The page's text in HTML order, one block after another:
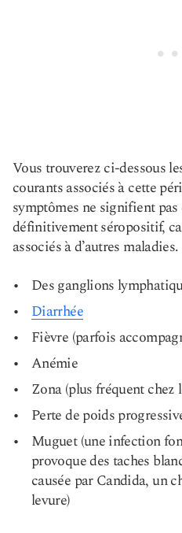
Vous trouverez ci-dessous
courants associés à cette
symptômes ne signifient pas
définitivement séropositif,
associés à d’autres maladies.
Des ganglions
Diarrhée
Fièvre (parfois
Anémie
Zona (plus fréquent
Perte de poids
Muguet (une infection
provoque des taches
causée par Candida, un
levure)